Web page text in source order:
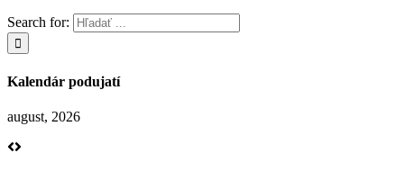
Search for:
Kalendár podujatí
august, 2026